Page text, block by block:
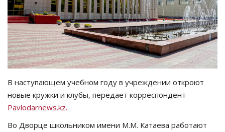
Чек-лист
РАЗВЛЕЧЕНИЯ
OFFICIAL
Курултай
Язык
В наступающем учебном году в учреждении откроют
новые кружки и клубы, передает корреспондент
Pavlodarnews.kz.
Во Дворце школьником имени М.М. Катаева работают